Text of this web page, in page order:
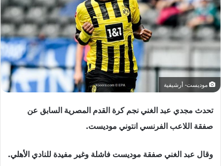
موديست- أرشيفية
تحدث مجدي عبد الغني نجم كرة القدم المصرية السابق عن
صفقة اللاعب الفرنسي انتوني موديست.
وقال عبد الغني صفقة موديست فاشلة وغير مفيدة للنادي الأهلي.